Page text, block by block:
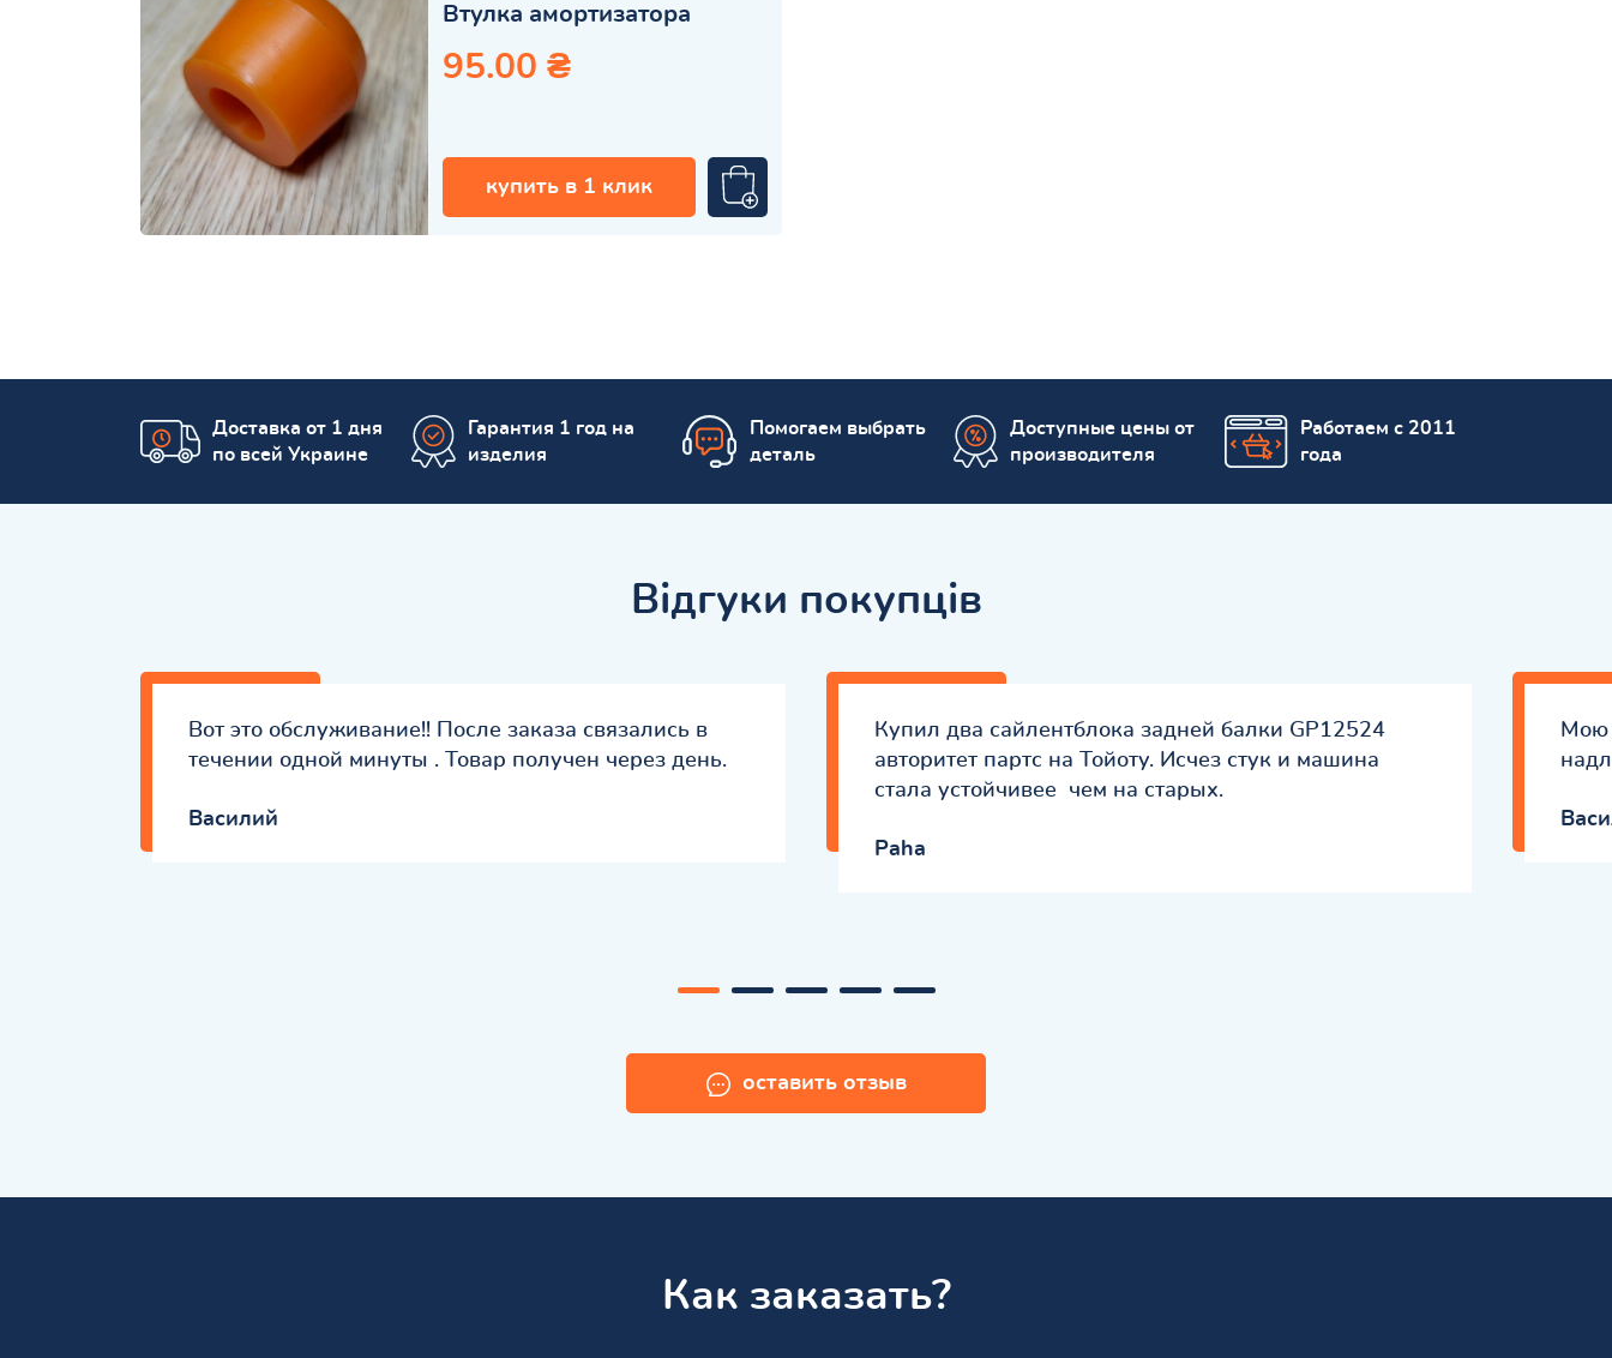
Втулка амортизатора
95.00 ₴
купить в 1 клик
Доставка от 1 дня
по всей Украине
Гарантия 1 год на
изделия
Помогаем выбрать
деталь
Доступные цены от
производителя
Работаем с 2011
года
Відгуки покупців
Вот это обслуживание!! После заказа связались в
течении одной минуты . Товар получен через день.
Вaсилий
Купил два сайлентблока задней балки GP12524
авторитет партс на Тойоту. Исчез стук и машина
стала устойчивее чем на старых.
Paha
Мою
оставить отзыв
Как заказать?